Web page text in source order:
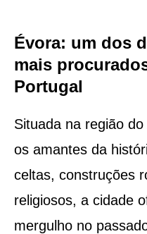
Évora: um dos
mais
Portugal
Situada na região
os amantes da
celtas, construções
religiosos, a cidade
mergulho no